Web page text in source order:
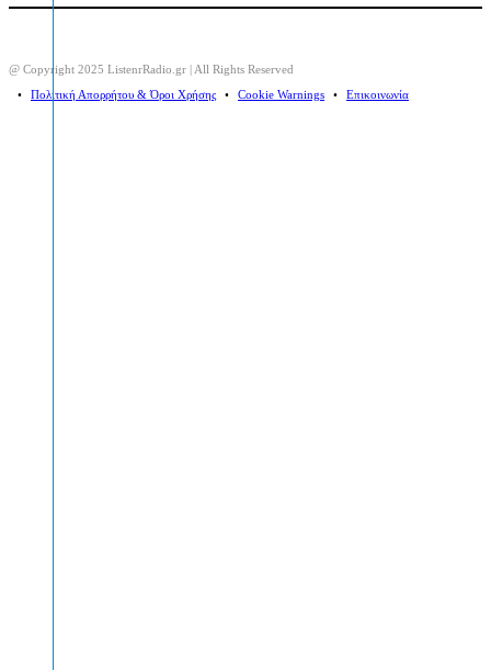
@ Copyright 2025 ListenrRadio.gr | All Rights Reserved
⠀•⠀ Πολιτική Απορρήτου & Όροι Χρήσης ⠀•⠀ Cookie Warnings ⠀•⠀ Επικοινωνία